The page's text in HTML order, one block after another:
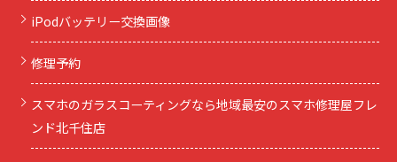
iPodバッテリー交換画像
修理予約
スマホのガラスコーティングなら地域最安のスマホ修理屋フレ
ンド北千住店